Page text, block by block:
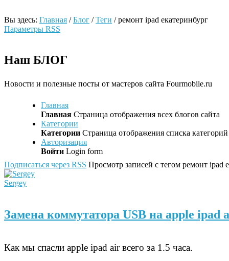
Вы здесь: Главная /Блог /Теги /ремонт ipad екатеринбург
Параметры RSS
Наш БЛОГ
Новости и полезные посты от мастеров сайта Fourmobile.ru
Главная
Главная Страница отображения всех блогов сайта
Категории
Категории Страница отображения списка
Авторизация
Войти Login form
Подписаться через RSS Просмотр записей с тегом ремонт ipad
Sergey
Замена коммутатора USB на apple ipad
Как мы спасли apple ipad airвсего за 1.5 часа.